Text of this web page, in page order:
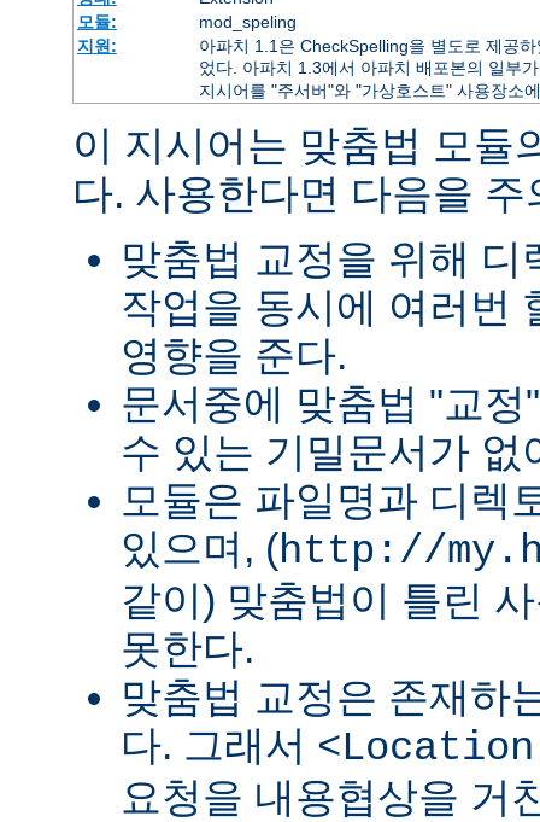
모듈:
mod_speling
지원:
아파치 1.1은 CheckSpelling을 별도로 제공
었다. 아파치 1.3에서 아파치 배포본의 일부
지시어를 "주서버"와 "가상호스트" 사용장소
이 지시어는 맞춤법 모듈
다. 사용한다면 다음을 주
맞춤법 교정을 위해
작업을 동시에 여러번
영향을 준다.
문서중에 맞춤법 "교
수 있는 기밀문서가 없
모듈은 파일명과 디렉
있으며, (http://
같이) 맞춤법이 틀린
못한다.
맞춤법 교정은 존재하
다. 그래서
요청을 내용협상을 거